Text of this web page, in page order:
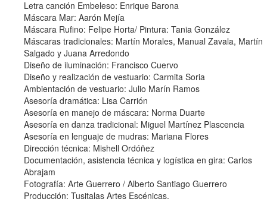
Letra canción Embeleso: Enrique Barona
Máscara Mar: Aarón Mejía
Máscara Rufino: Felipe Horta/ Pintura: Tania González
Máscaras tradicionales: Martín Morales, Manual Zavala, Martín
Salgado y Juana Arredondo
Diseño de iluminación: Francisco Cuervo
Diseño y realización de vestuario: Carmita Soria
Ambientación de vestuario: Julio Marín Ramos
Asesoría dramática: Lisa Carrión
Asesoría en manejo de máscara: Norma Duarte
Asesoría en danza tradicional: Miguel Martínez Plascencia
Asesoría en lenguaje de mudras: Mariana Flores
Dirección técnica: Mishell Ordóñez
Documentación, asistencia técnica y logística en gira: Carlos
Abrajam
Fotografía: Arte Guerrero / Alberto Santiago Guerrero
Producción: Tusitalas Artes Escénicas.